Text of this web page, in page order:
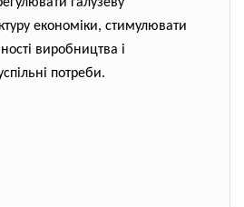
економіки, стимулювати
виробництва і
потреби.